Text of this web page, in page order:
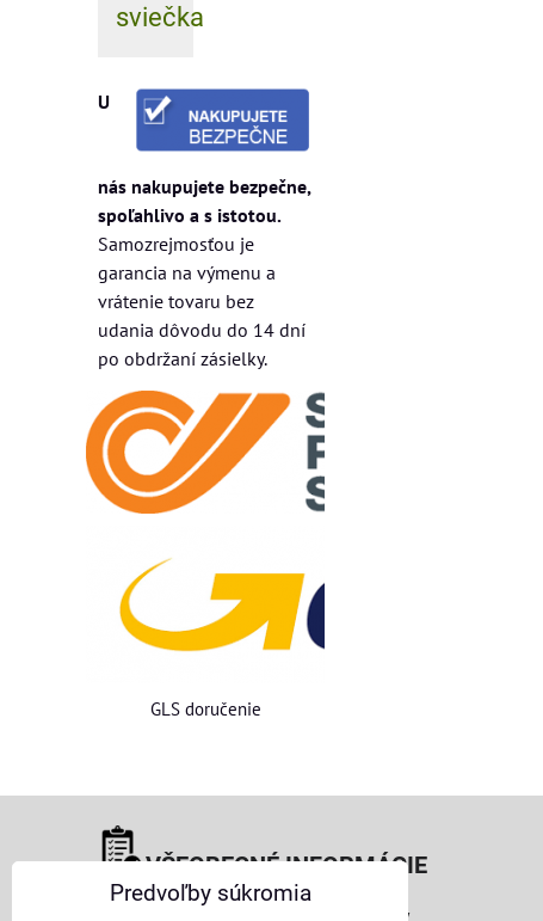
sviečka
U
nás nakupujete bezpečne,
spoľahlivo a s istotou.
Samozrejmosťou je
garancia na výmenu a
vrátenie tovaru bez
udania dôvodu do 14 dní
po obdržaní zásielky.
GLS doručenie
VŠEOBECNÉ INFORMÁCIE
Obchodné podmienky pre osoby
Predvoľby súkromia